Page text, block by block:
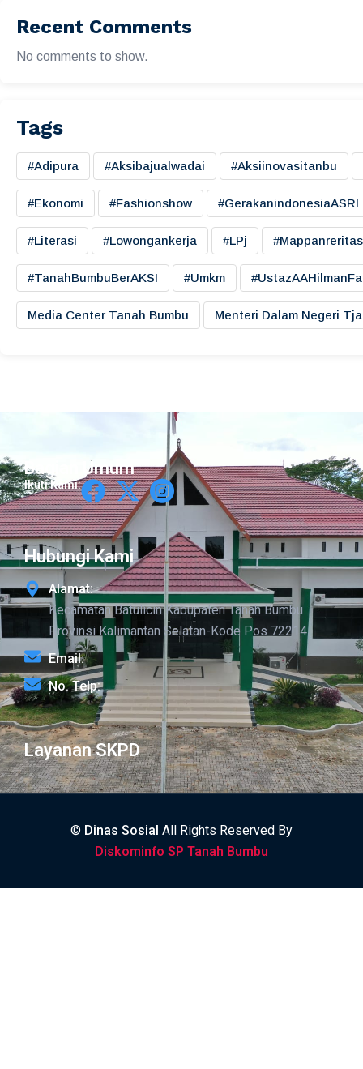
Recent Comments
No comments to show.
Tags
#adipura #aksibajualwadai #aksiinovasitanbu
#ekonomi #fashionshow #gerakanindonesiaASRI
#literasi #lowongankerja #LPj
#TanahBumbuBerAKSI #umkm
Media Center Tanah Bumbu Menteri Dalam Negeri
Bagian Umum
Ikuti Kami:
Hubungi Kami
Alamat:
Kecamatan Batulicin Kabupaten Tanah Bumbu
Provinsi Kalimantan Selatan-Kode Pos 72214
Email:
No. Telp:
Layanan SKPD
© Dinas Sosial All Rights Reserved By
Diskominfo SP Tanah Bumbu